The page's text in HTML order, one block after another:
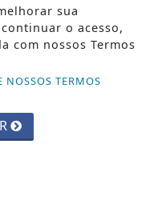
sua
o acesso,
com nossos Termos
NOSSOS TERMOS